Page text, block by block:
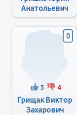
Анатольевич
0
5 4
Грищак Виктор
Захарович